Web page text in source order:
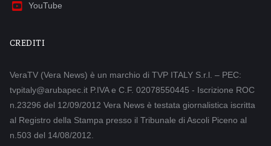
YouTube
CREDITI
VeraTV (Vera News) è un marchio di TVP ITALY S.r.l. – PEC:
tvpitaly@arubapec.it P.IVA e C.F. 02078550445 - Iscrizione ROC
n.23296 del 12/09/2012 Vera News è testata giornalistica iscritta
al Registro della Stampa presso il Tribunale di Ascoli Piceno al
n.503 del 14/08/2012.